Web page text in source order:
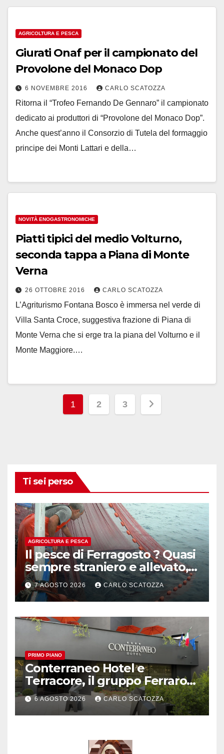
AGRICOLTURA E PESCA
Giurati Onaf per il campionato del
Provolone del Monaco Dop
6 NOVEMBRE 2016 CARLO SCATOZZA
Ritorna il “Trofeo Fernando De Gennaro” il campionato
dedicato ai produttori di “Provolone del Monaco Dop”.
Anche quest’anno il Consorzio di Tutela del formaggio
principe dei Monti Lattari e della…
NOVITÀ ENOGASTRONOMICHE
Piatti tipici del medio Volturno,
seconda tappa a Piana di Monte
Verna
26 OTTOBRE 2016 CARLO SCATOZZA
L’Agriturismo Fontana Bosco è immersa nel verde di
Villa Santa Croce, suggestiva frazione di Piana di
Monte Verna che si erge tra la piana del Volturno e il
Monte Maggiore.…
Paginazione
1 2 3
Ti sei perso
AGRICOLTURA E PESCA
Il pesce di Ferragosto ? Quasi
sempre straniero e allevato,
in sofferenza
7 AGOSTO 2026 CARLO SCATOZZA
PRIMO PIANO
Conterraneo Hotel e
Terracore, il gruppo Ferraro
amplia l’ ospitalità e il gusto
alle porte di Caserta
6 AGOSTO 2026 CARLO SCATOZZA